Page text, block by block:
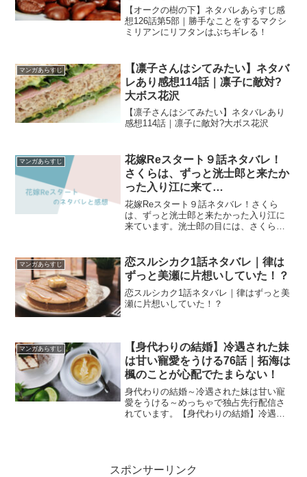
ンはぶちギレる！
【オークの樹の下】ネタバレあらすじ感
想126話第5部｜勝手なことをするマクシ
ミリアンにリフタンはぶちギレる！
マンガあらすじ
【凛子さんはシてみたい】ネタバ
レあり感想114話｜凛子に敵対?
大ボス花沢
【凛子さんはシてみたい】ネタバレあり
感想114話｜凛子に敵対?大ボス花沢
マンガあらすじ
花嫁Reスタート９話ネタバレ！
さくらは、ずっと洸士郎と来たか
った入り江に来て…
花嫁Reスタート９話ネタバレ！さくら
は、ずっと洸士郎と来たかった入り江に
来ています。洸士郎の目には、さくらが
マンガあらすじ
恋スルシカク1話ネタバレ｜律は
ずっと美瀬に片想いしていた！？
恋スルシカク1話ネタバレ｜律はずっと美
瀬に片想いしていた！？
マンガあらすじ
【身代わりの結婚】冷遇された妹
は甘い寵愛をうける76話｜拓海は
楓のことが心配でたまらない！
身代わりの結婚～冷遇された妹は甘い寵
愛をうける～めっちゃで独占先行配信さ
れています。【身代わりの結婚】冷遇さ
スポンサーリンク